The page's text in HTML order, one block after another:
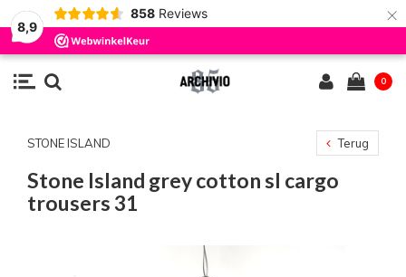
8,9
858 Reviews ×
0
STONE ISLAND Terug
Stone Island grey cotton sl cargo
trousers 31